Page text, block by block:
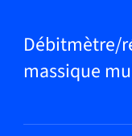
Débitmètre/
massique